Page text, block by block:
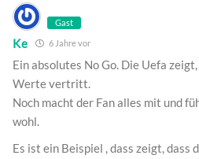
Gast
Ke 6 Jahre vor
Ein absolutes No Go. Die Uefa
Werte vertritt.
Noch macht der Fan alles mit und
wohl.
Es ist ein Beispiel , dass zeigt, dass